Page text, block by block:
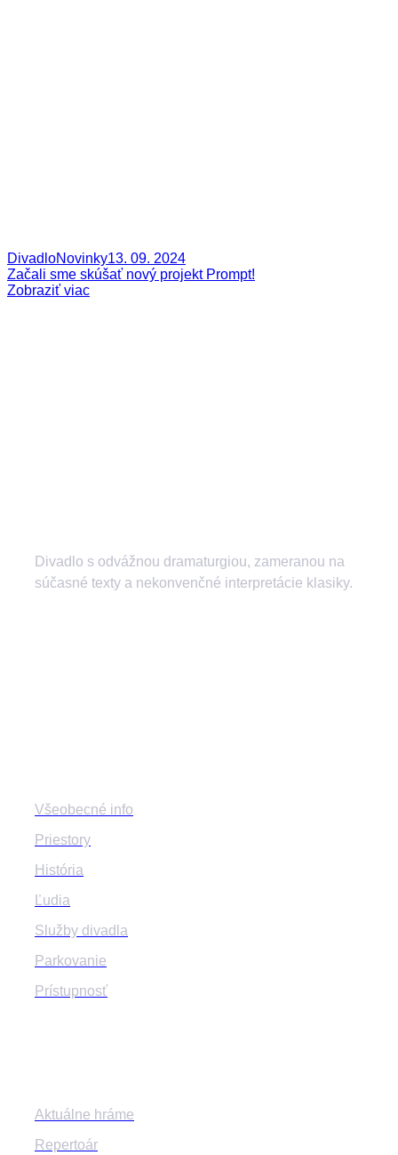
DivadloNovinky13. 09. 2024
Začali sme skúšať nový projekt Prompt!
Zobraziť viac
Divadlo s odvážnou dramaturgiou, zameranou na
súčasné texty a nekonvenčné interpretácie klasiky.
Všeobecné info
Priestory
História
Ľudia
Služby divadla
Parkovanie
Prístupnosť
Aktuálne hráme
Repertoár